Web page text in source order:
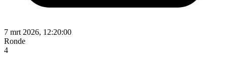
7 mrt 2026, 12:20:00
Ronde
4